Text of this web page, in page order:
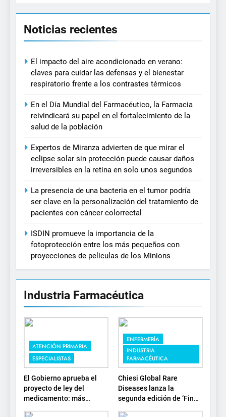
Noticias recientes
El impacto del aire acondicionado en verano:
claves para cuidar las defensas y el bienestar
respiratorio frente a los contrastes térmicos
En el Día Mundial del Farmacéutico, la Farmacia
reivindicará su papel en el fortalecimiento de la
salud de la población
Expertos de Miranza advierten de que mirar el
eclipse solar sin protección puede causar daños
irreversibles en la retina en solo unos segundos
La presencia de una bacteria en el tumor podría
ser clave en la personalización del tratamiento de
pacientes con cáncer colorrectal
ISDIN promueve la importancia de la
fotoprotección entre los más pequeños con
proyecciones de películas de los Minions
Industria Farmacéutica
ATENCIÓN PRIMARIA
ESPECIALISTAS
El Gobierno aprueba el
proyecto de ley del
medicamento: más
ENFERMERÍA
INDUSTRIA
FARMACÉUTICA
Chiesi Global Rare
Diseases lanza la
segunda edición de ‘Find